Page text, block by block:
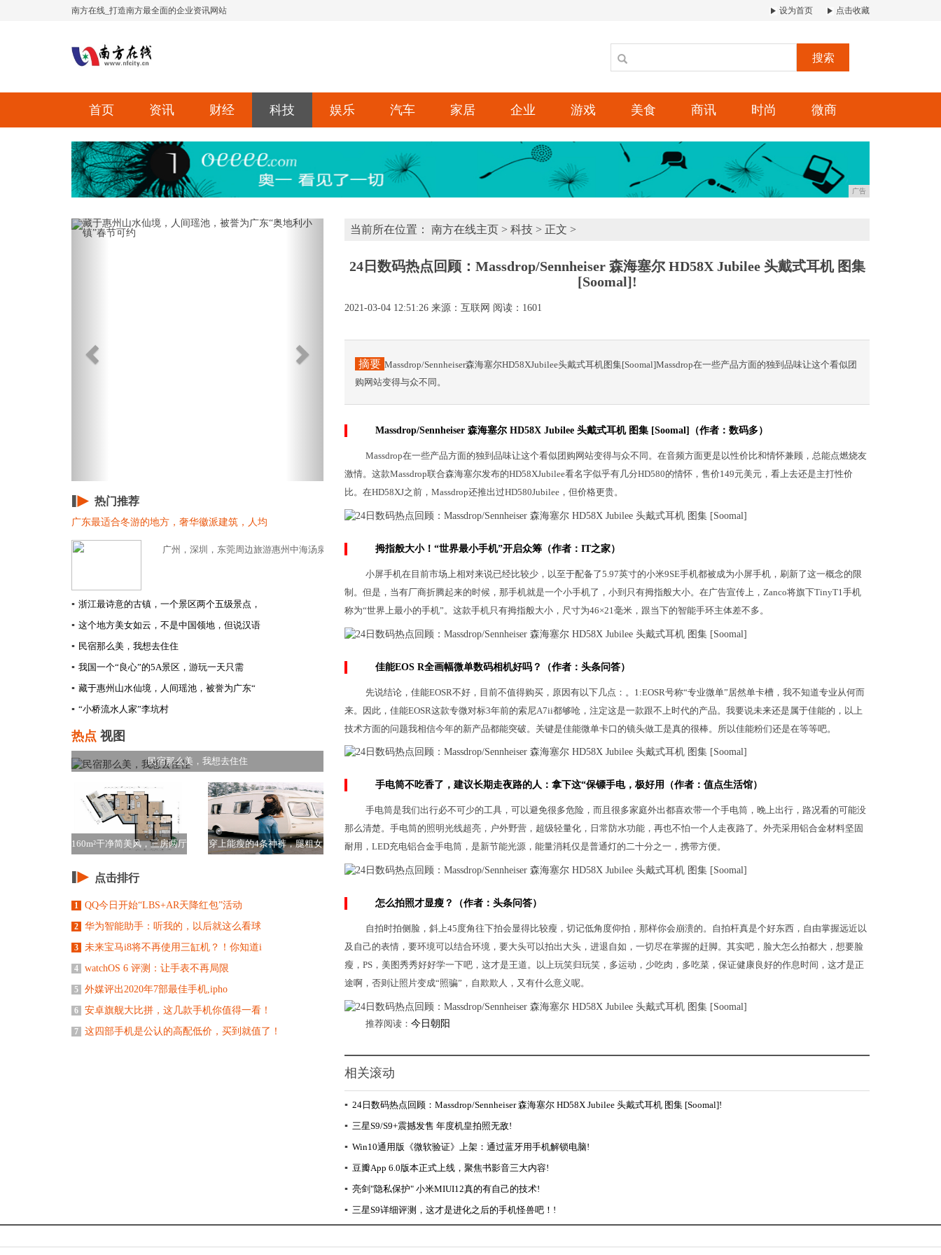
南方在线_打造南方最全面的企业资讯网站 设为首页 点击收藏
搜索
首页 资讯 财经 科技 娱乐 汽车 家居 企业 游戏 美食 商讯 时尚 微商
广告
Previous Next
热门推荐
广东最适合冬游的地方，奢华徽派建筑，人均
广州，深圳，东莞周边旅游惠州中海汤泉酒店古香古韵，奢华徽派建筑酒店各处均彰显...
▪ 浙江最诗意的古镇，一个景区两个五级景点，
▪ 这个地方美女如云，不是中国领地，但说汉语
▪ 民宿那么美，我想去住住
▪ 我国一个“良心”的5A景区，游玩一天只需
▪ 藏于惠州山水仙境，人间瑶池，被誉为广东“
▪ “小桥流水人家”李坑村
热点 视图
民宿那么美，我想去住住
160m²干净简美风，三房两厅
穿上能瘦的4条神裤，腿粗女
点击排行
1 QQ今日开始“LBS+AR天降红包”活动
2 华为智能助手：听我的，以后就这么看球
3 未来宝马i8将不再使用三缸机？！你知道i
4 watchOS 6 评测：让手表不再局限
5 外媒评出2020年7部最佳手机,ipho
6 安卓旗舰大比拼，这几款手机你值得一看！
7 这四部手机是公认的高配低价，买到就值了！
当前所在位置： 南方在线主页 > 科技 > 正文 >
24日数码热点回顾：Massdrop/Sennheiser 森海塞尔 HD58X Jubilee 头戴式耳机 图集
[Soomal]!
2021-03-04 12:51:26 来源：互联网 阅读：1601
摘要 Massdrop/Sennheiser森海塞尔HD58XJubilee头戴式耳机图集[Soomal]Massdrop在一些产品方面的独到品味让这个看似团
购网站变得与众不同。
Massdrop/Sennheiser 森海塞尔 HD58X Jubilee 头戴式耳机 图集 [Soomal]（作者：数码多）
Massdrop在一些产品方面的独到品味让这个看似团购网站变得与众不同。在音频方面更是以性价比和情怀兼顾，总能点燃烧友
激情。这款Massdrop联合森海塞尔发布的HD58XJubilee看名字似乎有几分HD580的情怀，售价149元美元，看上去还是主打性价
比。在HD58XJ之前，Massdrop还推出过HD580Jubilee，但价格更贵。
拇指般大小！“世界最小手机”开启众筹（作者：IT之家）
小屏手机在目前市场上相对来说已经比较少，以至于配备了5.97英寸的小米9SE手机都被成为小屏手机，刷新了这一概念的限
制。但是，当有厂商折腾起来的时候，那手机就是一个小手机了，小到只有拇指般大小。在广告宣传上，Zanco将旗下TinyT1手机
称为“世界上最小的手机”。这款手机只有拇指般大小，尺寸为46×21毫米，跟当下的智能手环主体差不多。
佳能EOS R全画幅微单数码相机好吗？（作者：头条问答）
先说结论，佳能EOSR不好，目前不值得购买，原因有以下几点：。1:EOSR号称“专业微单”居然单卡槽，我不知道专业从何而
来。因此，佳能EOSR这款专微对标3年前的索尼A7ii都够呛，注定这是一款跟不上时代的产品。我要说未来还是属于佳能的，以上
技术方面的问题我相信今年的新产品都能突破。关键是佳能微单卡口的镜头做工是真的很棒。所以佳能粉们还是在等等吧。
手电筒不吃香了，建议长期走夜路的人：拿下这“保镖手电，极好用（作者：值点生活馆）
手电筒是我们出行必不可少的工具，可以避免很多危险，而且很多家庭外出都喜欢带一个手电筒，晚上出行，路况看的可能没
那么清楚。手电筒的照明光线超亮，户外野营，超级轻量化，日常防水功能，再也不怕一个人走夜路了。外壳采用铝合金材料坚固
耐用，LED充电铝合金手电筒，是新节能光源，能量消耗仅是普通灯的二十分之一，携带方便。
怎么拍照才显瘦？（作者：头条问答）
自拍时拍侧脸，斜上45度角往下拍会显得比较瘦，切记低角度仰拍，那样你会崩溃的。自拍杆真是个好东西，自由掌握远近以
及自己的表情，要环境可以结合环境，要大头可以拍出大头，进退自如，一切尽在掌握的赶脚。其实吧，脸大怎么拍都大，想要脸
瘦，PS，美图秀秀好好学一下吧，这才是王道。以上玩笑归玩笑，多运动，少吃肉，多吃菜，保证健康良好的作息时间，这才是正
途啊，否则让照片变成“照骗”，自欺欺人，又有什么意义呢。
推荐阅读： 今日朝阳
相关滚动
▪ 24日数码热点回顾：Massdrop/Sennheiser 森海塞尔 HD58X Jubilee 头戴式耳机 图集 [Soomal]!
▪ 三星S9/S9+震撼发售 年度机皇拍照无敌!
▪ Win10通用版《微软验证》上架：通过蓝牙用手机解锁电脑!
▪ 豆瓣App 6.0版本正式上线，聚焦书影音三大内容!
▪ 亮剑"隐私保护" 小米MIUI12真的有自己的技术!
▪ 三星S9详细评测，这才是进化之后的手机怪兽吧！!